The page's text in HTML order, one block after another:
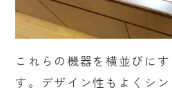
これらの機器を横並びに
す。デザイン性もよくシ